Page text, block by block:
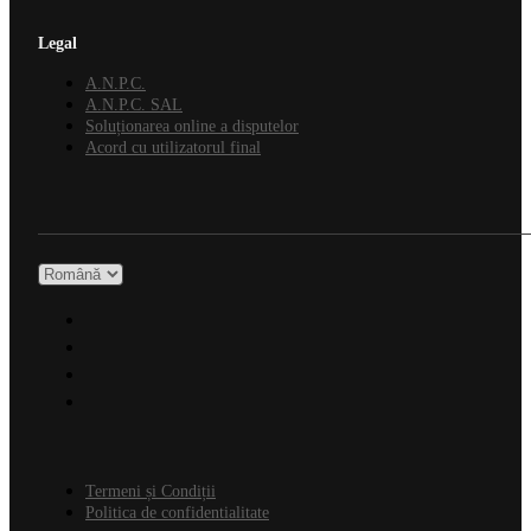
Legal
A.N.P.C.
A.N.P.C. SAL
Soluționarea online a disputelor
Acord cu utilizatorul final
Termeni și Condiții
Politica de confidentialitate